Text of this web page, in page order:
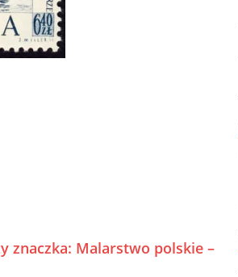
znaczka: Malarstwo polskie –